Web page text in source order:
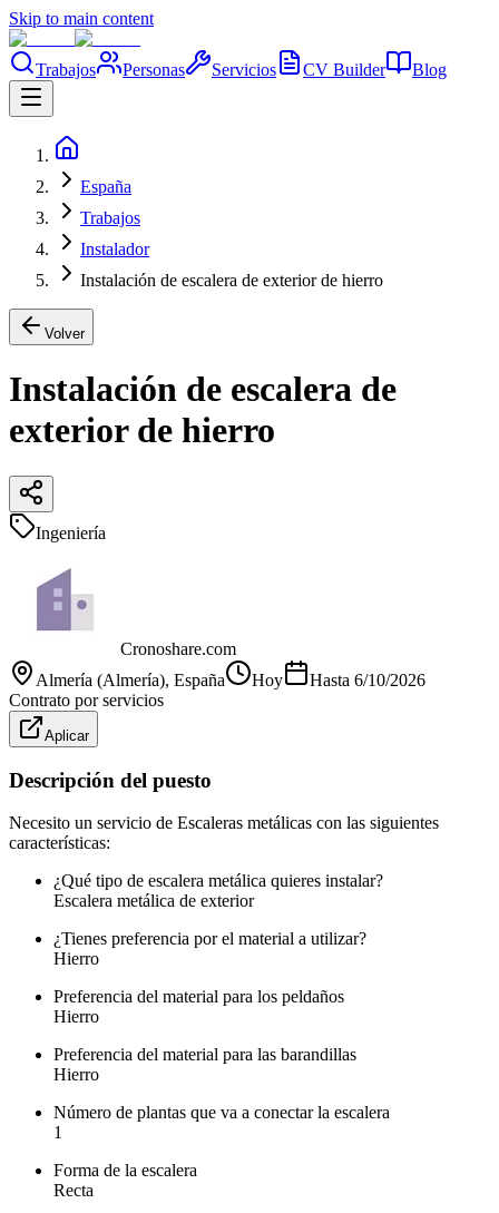
Skip to main content
Trabajos Personas Servicios CV Builder Blog
España
Trabajos
Instalador
Instalación de escalera de exterior de hierro
Volver
Instalación de escalera de
exterior de hierro
Ingeniería
Cronoshare.com
Almería (Almería), España Hoy Hasta 6/10/2026
Contrato por servicios
Aplicar
Descripción del puesto
Necesito un servicio de Escaleras metálicas con las siguientes
características:
¿Qué tipo de escalera metálica quieres instalar?
Escalera metálica de exterior
¿Tienes preferencia por el material a utilizar?
Hierro
Preferencia del material para los peldaños
Hierro
Preferencia del material para las barandillas
Hierro
Número de plantas que va a conectar la escalera
1
Forma de la escalera
Recta